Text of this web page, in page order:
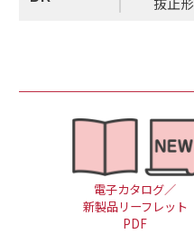
電子カタログ／
新製品リーフレット
PDF